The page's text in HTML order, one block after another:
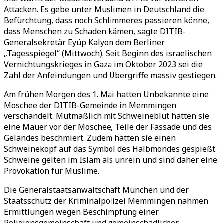
Attacken. Es gebe unter Muslimen in Deutschland die
Befürchtung, dass noch Schlimmeres passieren könne,
dass Menschen zu Schaden kämen, sagte DITIB-
Generalsekretär Eyüp Kalyon dem Berliner
„Tagesspiegel“ (Mittwoch). Seit Beginn des israelischen
Vernichtungskrieges in Gaza im Oktober 2023 sei die
Zahl der Anfeindungen und Übergriffe massiv gestiegen.
Am frühen Morgen des 1. Mai hatten Unbekannte eine
Moschee der DITIB-Gemeinde in Memmingen
verschandelt. Mutmaßlich mit Schweineblut hatten sie
eine Mauer vor der Moschee, Teile der Fassade und des
Geländes beschmiert. Zudem hatten sie einen
Schweinekopf auf das Symbol des Halbmondes gespießt.
Schweine gelten im Islam als unrein und sind daher eine
Provokation für Muslime.
Die Generalstaatsanwaltschaft München und der
Staatsschutz der Kriminalpolizei Memmingen nahmen
Ermittlungen wegen Beschimpfung einer